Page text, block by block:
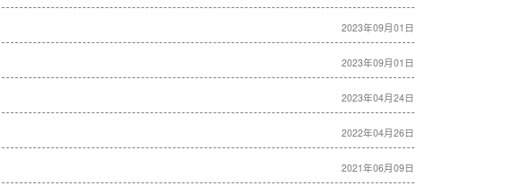
2023年09月01日
2023年09月01日
2023年04月24日
2022年04月26日
2021年06月09日